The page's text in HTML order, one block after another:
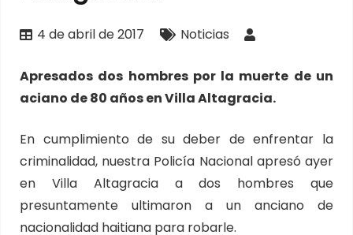
4 de abril de 2017 Noticias
Apresados dos hombres por la muerte de un
aciano de 80 años en Villa Altagracia.
En cumplimiento de su deber de enfrentar la
criminalidad, nuestra Policía Nacional apresó ayer
en Villa Altagracia a dos hombres que
presuntamente ultimaron a un anciano de
nacionalidad haitiana para robarle.